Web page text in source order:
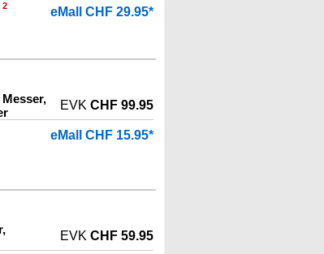
2
eMall CHF 29.95*
EVK CHF 99.95
eMall CHF 15.95*
EVK CHF 59.95